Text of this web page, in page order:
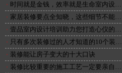
时间就是金钱，效率就是生命室内设…
家居装修要点全知晓，这些细节不能…
壹品室内设计培训助力您打造心仪的…
只有多次装修过的人才知道的10个装…
装修能让房子变大的十大口诀
装修比较重要的施工工艺一定要亲自…